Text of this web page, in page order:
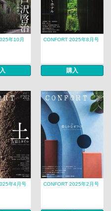
年10月
CONFORT 2025年8月号
購入
年4月号 CONFORT 2025年2月号